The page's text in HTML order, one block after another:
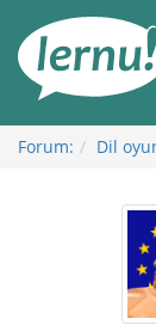
Görüntüleme
Forum: Dil